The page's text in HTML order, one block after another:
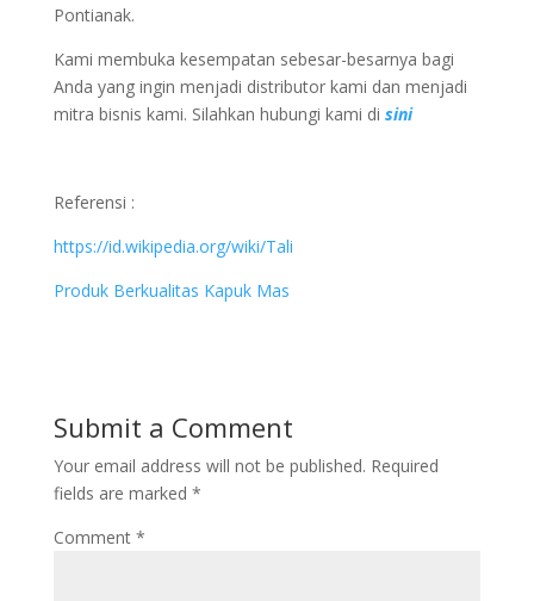
Pontianak.
Kami membuka kesempatan sebesar-besarnya bagi
Anda yang ingin menjadi distributor kami dan menjadi
mitra bisnis kami. Silahkan hubungi kami di sini
Referensi :
https://id.wikipedia.org/wiki/Tali
Produk Berkualitas Kapuk Mas
Submit a Comment
Your email address will not be published. Required
fields are marked *
Comment *